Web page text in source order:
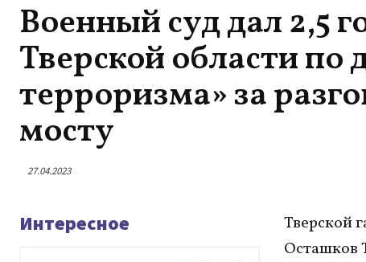
Военный суд дал 2,5
Тверской области по
терроризма» за
мосту
27.04.2023
Интересное
Тверской
Осташков